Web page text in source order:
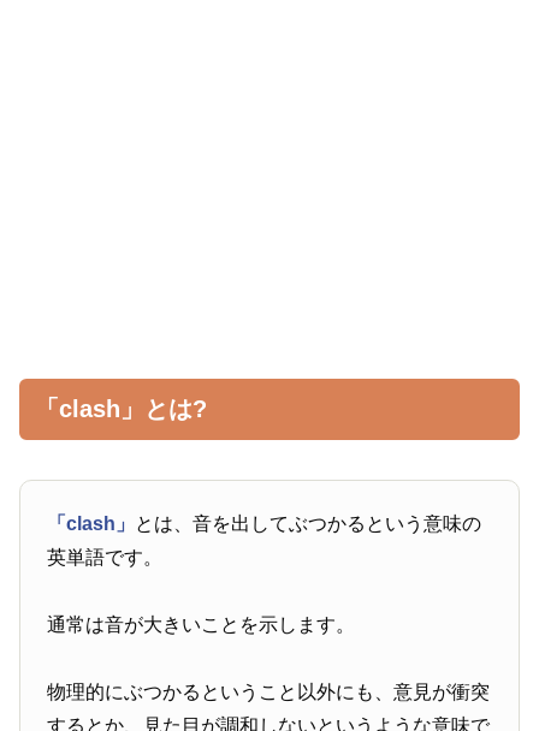
「clash」とは?
「clash」 とは、音を出してぶつかるという意味の
英単語です。
通常は音が大きいことを示します。
物理的にぶつかるということ以外にも、意見が衝突
するとか、見た目が調和しないというような意味で